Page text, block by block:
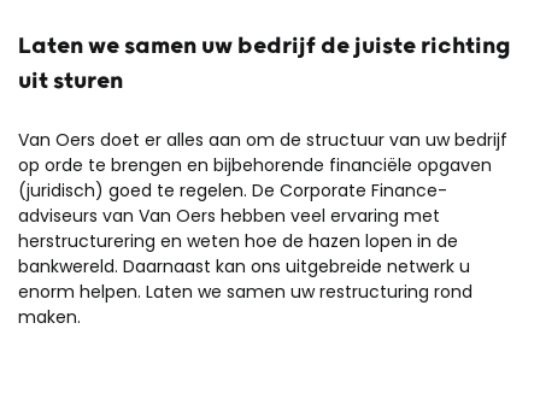
Laten we samen uw bedrijf de juiste richting
uit sturen
Van Oers doet er alles aan om de structuur van uw bedrijf
op orde te brengen en bijbehorende financiële opgaven
(juridisch) goed te regelen. De Corporate Finance-
adviseurs van Van Oers hebben veel ervaring met
herstructurering en weten hoe de hazen lopen in de
bankwereld. Daarnaast kan ons uitgebreide netwerk u
enorm helpen. Laten we samen uw restructuring rond
maken.